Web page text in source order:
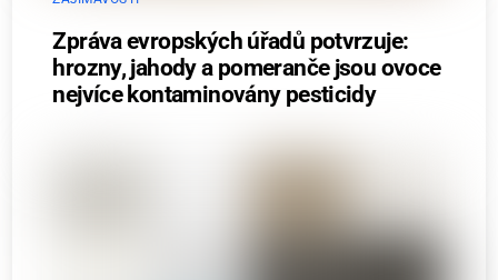
Zpráva evropských úřadů potvrzuje:
hrozny, jahody a pomeranče jsou ovoce
nejvíce kontaminovány pesticidy